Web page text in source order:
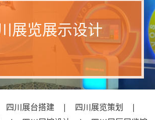
展览展示设计
四川展台搭建 | 四川展览策划 |